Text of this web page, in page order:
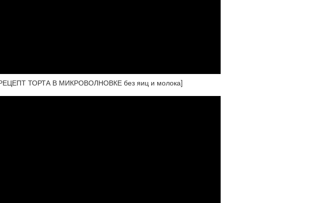
ТОРТА В МИКРОВОЛНОВКЕ без яиц и молока]